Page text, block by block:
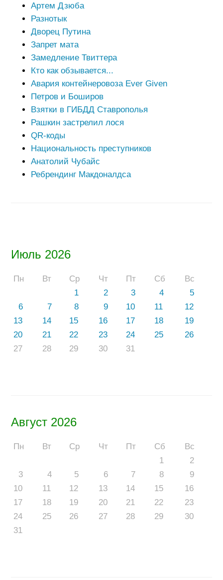
Июль 2026
Пн Вт Ср Чт Пт Сб
Вс
1
2 3 4
5
6
7 8 9 10 11
12
13
14 15 16 17 18
19
20
21 22 23 24 25
26
27
28 29 30 31
Август 2026
Пн Вт Ср Чт Пт Сб
Вс
1
2
3
4 5 6 7 8
9
10
11 12 13 14 15
16
17
18 19 20 21 22
23
24
25 26 27 28 29
30
31
Артем Дзюба
Разнотык
Дворец Путина
Запрет мата
Замедление Твиттера
Кто как обзывается...
Авария контейнеровоза Ever Given
Петров и Боширов
Взятки в ГИБДД Ставрополья
Рашкин застрелил лося
QR-коды
Национальность преступников
Анатолий Чубайс
Ребрендинг Макдоналдса